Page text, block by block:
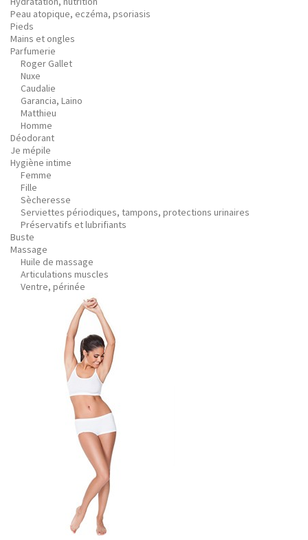
Peau atopique, eczéma, psoriasis
Pieds
Mains et ongles
Parfumerie
Roger Gallet
Nuxe
Caudalie
Garancia, Laino
Matthieu
Homme
Déodorant
Je mépile
Hygiène intime
Femme
Fille
Sècheresse
Serviettes périodiques, tampons, protections urinaires
Préservatifs et lubrifiants
Buste
Massage
Huile de massage
Articulations muscles
Ventre, périnée